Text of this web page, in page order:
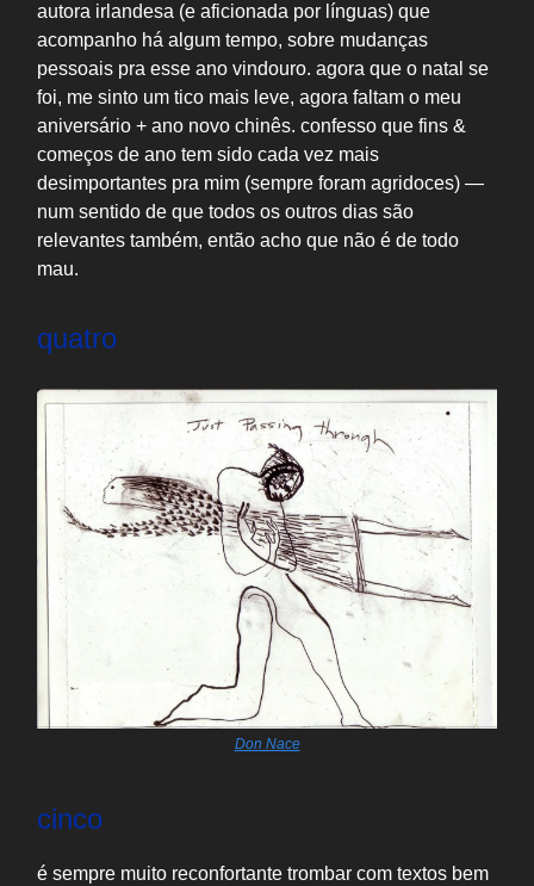
autora irlandesa (e aficionada por línguas) que
acompanho há algum tempo, sobre mudanças
pessoais pra esse ano vindouro. agora que o natal se
foi, me sinto um tico mais leve, agora faltam o meu
aniversário + ano novo chinês. confesso que fins &
começos de ano tem sido cada vez mais
desimportantes pra mim (sempre foram agridoces) —
num sentido de que todos os outros dias são
relevantes também, então acho que não é de todo
mau.
quatro
Don Nace
cinco
é sempre muito reconfortante trombar com textos bem